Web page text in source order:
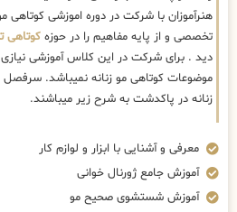
هنرآموزان با شرکت در دوره اموزشی
تخصصی و از پایه مفاهیم را در حوزه کوتاهی
دید . برای شرکت در این کلاس آموزشی نیازی
موضوعات کوتاهی مو زنانه نمیباشد.
زنانه در پاکدشت به شرح زیر میباشند.
معرفی و آشنایی با ابزار و لوازم کار
آموزش جامع ژورنال خوانی
آموزش شستشوی صحیح مو